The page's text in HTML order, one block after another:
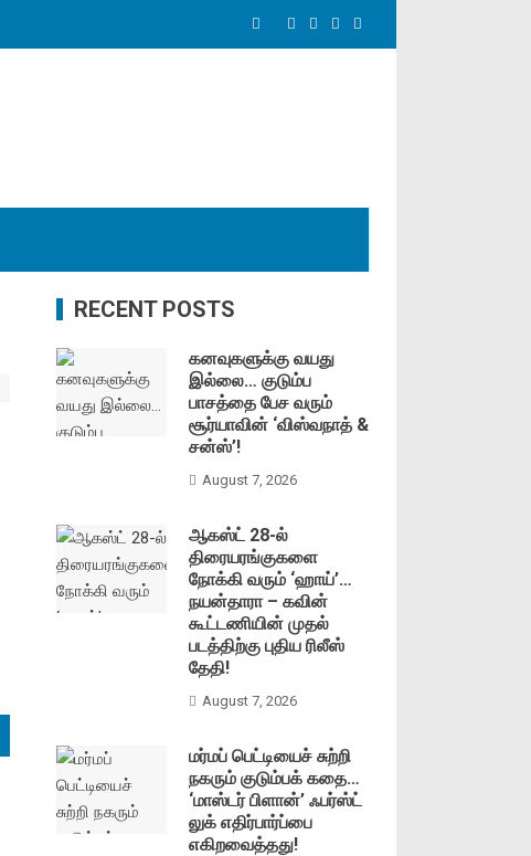
RECENT POSTS
கனவுகளுக்கு வயது
இல்லை… குடும்ப
பாசத்தை பேச வரும்
சூர்யாவின் ‘விஸ்வநாத் &
சன்ஸ்’!
August 7, 2026
ஆகஸ்ட் 28-ல்
திரையரங்குகளை
நோக்கி வரும் ‘ஹாய்’…
நயன்தாரா – கவின்
கூட்டணியின் முதல்
படத்திற்கு புதிய ரிலீஸ்
தேதி!
August 7, 2026
மர்மப் பெட்டியைச் சுற்றி
நகரும் குடும்பக் கதை…
‘மாஸ்டர் பிளான்’ ஃபர்ஸ்ட்
லுக் எதிர்பார்ப்பை
எகிறவைத்தது!